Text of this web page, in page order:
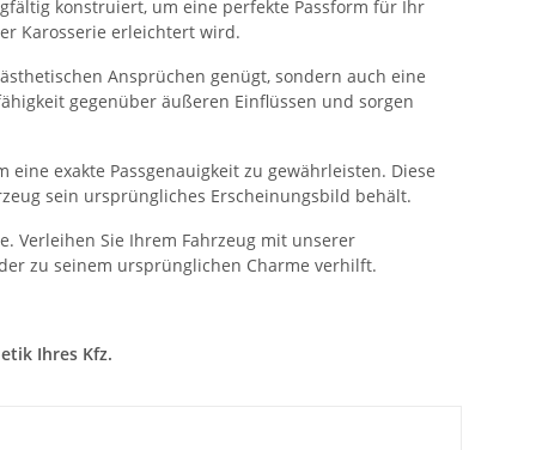
konstruiert, um eine perfekte Passform für Ihr
Karosserie erleichtert wird.
Ansprüchen genügt, sondern auch eine
gegenüber äußeren Einflüssen und sorgen
exakte Passgenauigkeit zu gewährleisten. Diese
sein ursprüngliches Erscheinungsbild behält.
Verleihen Sie Ihrem Fahrzeug mit unserer
zu seinem ursprünglichen Charme verhilft.
Ihres Kfz.